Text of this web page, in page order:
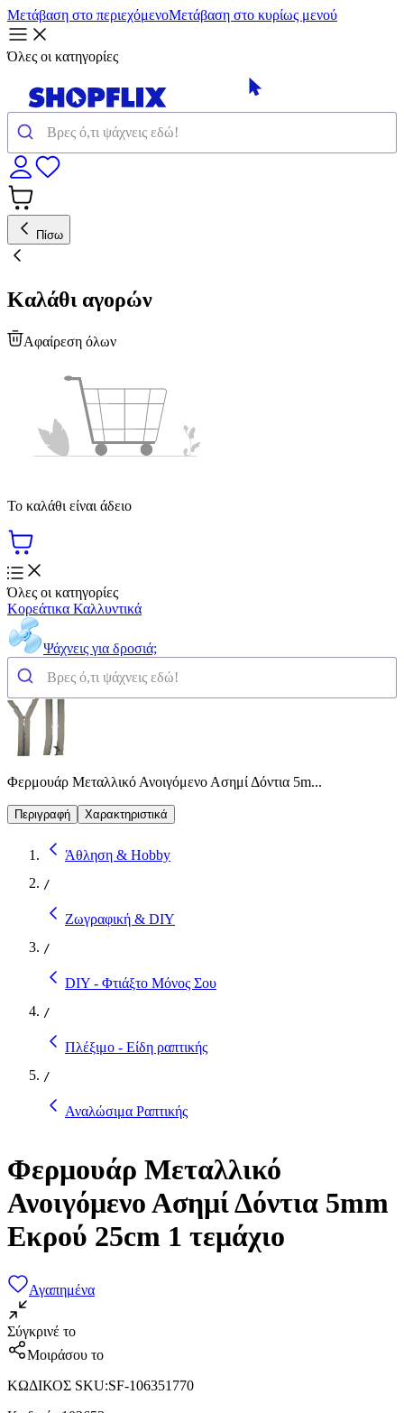
Μετάβαση στο περιεχόμενοΜετάβαση στο κυρίως μενού
Όλες οι κατηγορίες
Πίσω
Καλάθι αγορών
Αφαίρεση όλων
Το καλάθι είναι άδειο
Όλες οι κατηγορίες
Κορεάτικα Καλλυντικά
Ψάχνεις για δροσιά;
Φερμουάρ Μεταλλικό Ανοιγόμενο Ασημί Δόντια 5m...
Περιγραφή Χαρακτηριστικά
Άθληση & Hobby
/
Ζωγραφική & DIY
/
DIY - Φτιάξτο Μόνος Σου
/
Πλέξιμο - Είδη ραπτικής
/
Αναλώσιμα Ραπτικής
Φερμουάρ Μεταλλικό
Ανοιγόμενο Ασημί Δόντια 5mm
Εκρού 25cm 1 τεμάχιο
Αγαπημένα
Σύγκρινέ το
Μοιράσου το
ΚΩΔΙΚΟΣ SKU:SF-106351770